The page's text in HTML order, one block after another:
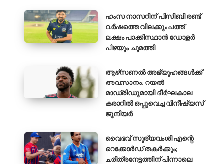
ഹംസ നാസറിന് പിസിബി രണ്ട്
വർഷത്തെ വിലക്കും പത്ത്
ലക്ഷം പാക്കിസ്ഥാൻ ഡോളർ
പിഴയും ചുമത്തി
ആഴ്‌സണൽ അഭ്യൂഹങ്ങൾക്ക്
അവസാനം: റയൽ
മാഡ്രിഡുമായി ദീർഘകാല
കരാറിൽ ഒപ്പുവെച്ച വിനീഷ്യസ്
ജൂനിയർ
വൈഭവ് സൂര്യവംശി എന്റെ
റെക്കോർഡ് തകർക്കും;
ചരിത്രനേട്ടത്തിന് പിന്നാലെ